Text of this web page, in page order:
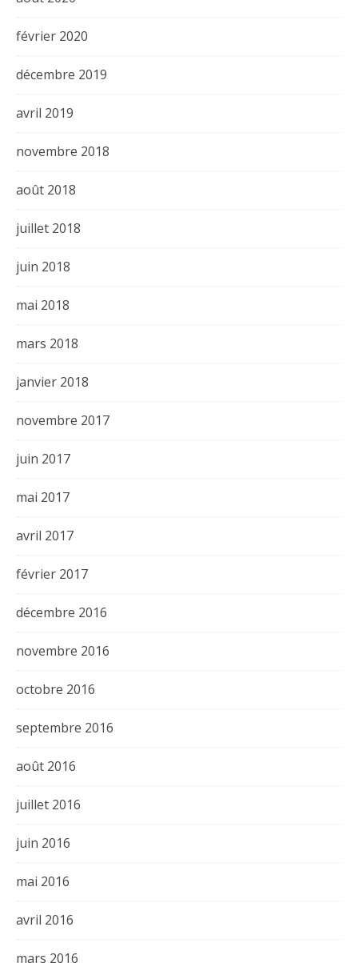
février 2020
décembre 2019
avril 2019
novembre 2018
août 2018
juillet 2018
juin 2018
mai 2018
mars 2018
janvier 2018
novembre 2017
juin 2017
mai 2017
avril 2017
février 2017
décembre 2016
novembre 2016
octobre 2016
septembre 2016
août 2016
juillet 2016
juin 2016
mai 2016
avril 2016
mars 2016